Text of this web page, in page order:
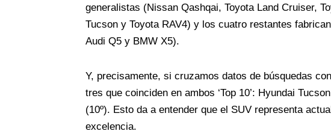
generalistas (Nissan Qashqai, Toyota Land Cruiser,
Tucson y Toyota RAV4) y los cuatro restantes
Audi Q5 y BMW X5).
Y, precisamente, si cruzamos datos de búsquedas
tres que coinciden en ambos ‘Top 10’: Hyundai
(10º). Esto da a entender que el SUV representa
excelencia.